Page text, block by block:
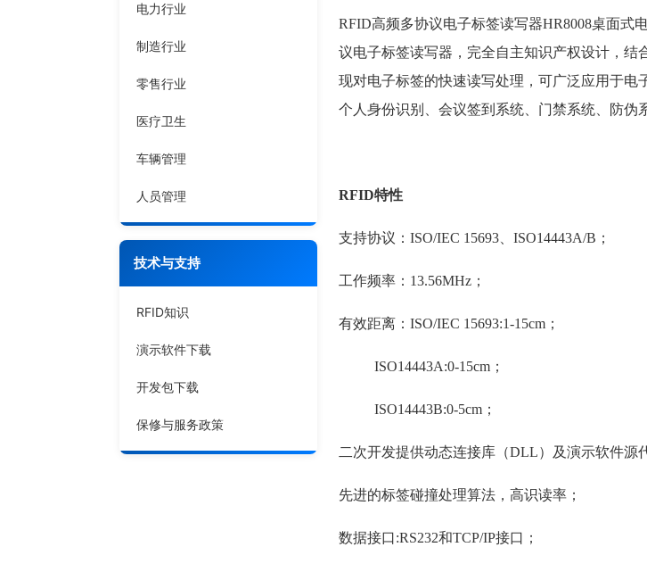
电力行业
制造行业
零售行业
医疗卫生
车辆管理
人员管理
技术与支持
RFID知识
演示软件下载
开发包下载
保修与服务政策
RFID高频多协议电子标签读写器HR8008桌面式
议电子标签读写器，完全自主知识产权设计，
现对电子标签的快速读写处理，可广泛应用于电
个人身份识别、会议签到系统、门禁系统、防伪
RFID特性
支持协议：ISO/IEC 15693、ISO14443A/B；
工作频率：13.56MHz；
有效距离：ISO/IEC 15693:1-15cm；
ISO14443A:0-15cm；
ISO14443B:0-5cm；
二次开发提供动态连接库（DLL）及演示软件源
先进的标签碰撞处理算法，高识读率；
数据接口:RS232和TCP/IP接口；